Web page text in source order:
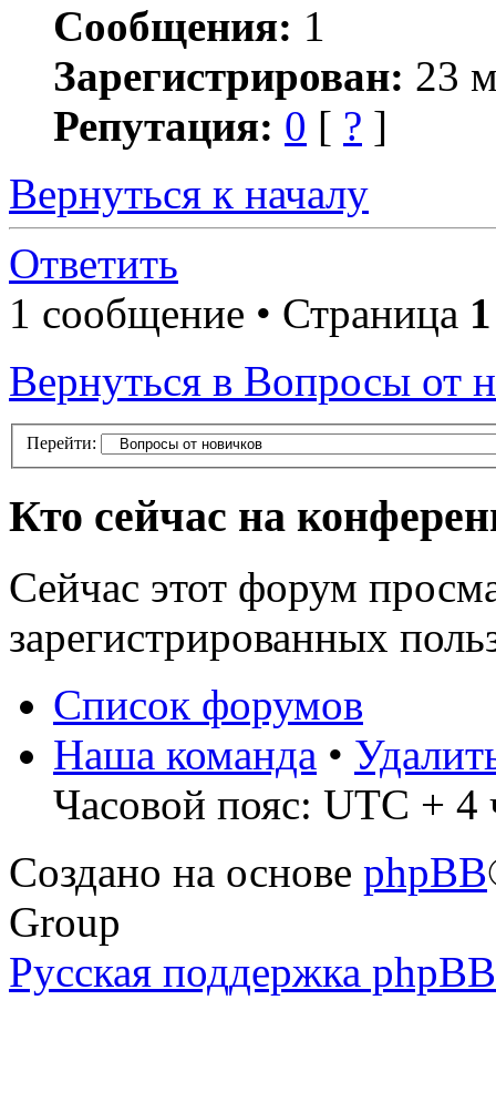
Сообщения: 1
Зарегистрирован: 23
Репутация: 0 [ ? ]
Вернуться к началу
Ответить
1 сообщение • Страница 1
Вернуться в Вопросы от
Перейти:
Кто сейчас на
Сейчас этот форум
зарегистрированных
Список форумов
Наша команда •
Часовой пояс: UTC + 4
Создано на основе phpBB
Group
Русская поддержка phpBB